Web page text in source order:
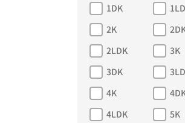
1DK
2K
2LDK
3K
3DK
4K
4LDK
5K